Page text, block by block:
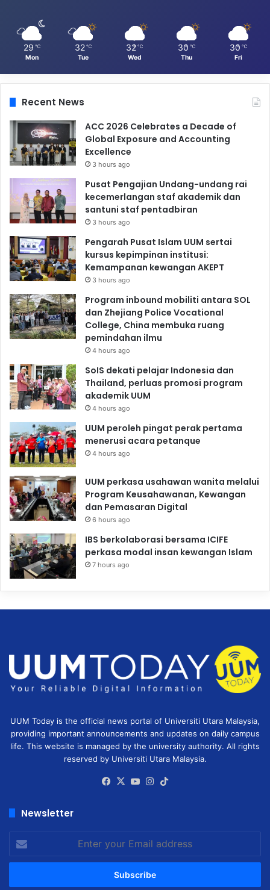
29 ℃
Mon
32 ℃
Tue
32 ℃
Wed
30 ℃
Thu
30 ℃
Fri
Recent News
ACC 2026 Celebrates a Decade of
Global Exposure and Accounting
Excellence
3 hours ago
Pusat Pengajian Undang-undang rai
kecemerlangan staf akademik dan
santuni staf pentadbiran
3 hours ago
Pengarah Pusat Islam UUM sertai
kursus kepimpinan institusi:
Kemampanan kewangan AKEPT
3 hours ago
Program inbound mobiliti antara SOL
dan Zhejiang Police Vocational
College, China membuka ruang
pemindahan ilmu
4 hours ago
SoIS dekati pelajar Indonesia dan
Thailand, perluas promosi program
akademik UUM
4 hours ago
UUM peroleh pingat perak pertama
menerusi acara petanque
4 hours ago
UUM perkasa usahawan wanita melalui
Program Keusahawanan, Kewangan
dan Pemasaran Digital
6 hours ago
IBS berkolaborasi bersama ICIFE
perkasa modal insan kewangan Islam
7 hours ago
UUM Today is the official news portal of Universiti Utara Malaysia,
providing important announcements and updates on daily campus
life. This website is managed by the university authority. All rights
reserved by Universiti Utara Malaysia.
Facebook
X YouTubeInstagram
Newsletter
your
Email